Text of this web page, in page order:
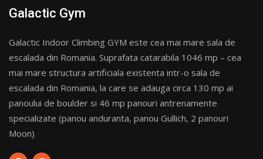
Galactic Gym
Galactic Indoor Climbing GYM este cea mai mare sala de
escalada din Romania. Suprafata catarabila 1046 mp – cea
mai mare structura artificiala existenta intr-o sala de
escalada din Romania, la care se adauga circa 130 mp ai
panoului de boulder si 46 mp panouri antrenamente
specializate (panou anduranta, panou Gullich, 2 panouri
Moon)